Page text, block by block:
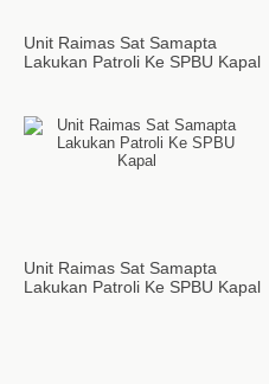
Unit Raimas Sat Samapta
Lakukan Patroli Ke SPBU Kapal
Unit Raimas Sat Samapta
Lakukan Patroli Ke SPBU Kapal